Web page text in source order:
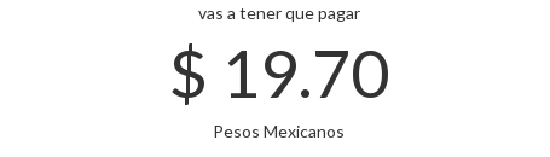
vas a tener que pagar
$ 19.70
Pesos Mexicanos